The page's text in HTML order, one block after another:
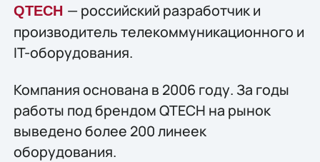
QTECH — российский разработчик и
производитель телекоммуникационного и
IT-оборудования.
Компания основана в 2006 году. За годы
работы под брендом QTECH на рынок
выведено более 200 линеек
оборудования.